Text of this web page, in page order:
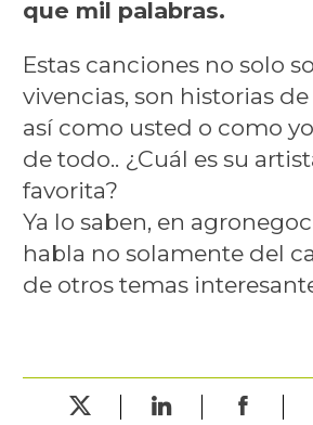
que mil palabras.
Estas canciones no solo
vivencias, son historias
así como usted o como
de todo.. ¿Cuál es su
favorita?
Ya lo saben, en
habla no solamente del
de otros temas